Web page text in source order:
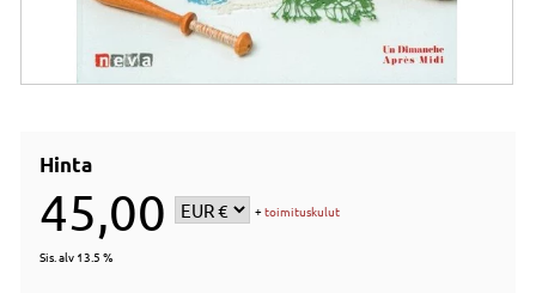
Hinta
45,00 +toimituskulut
Sis. alv 13.5 %